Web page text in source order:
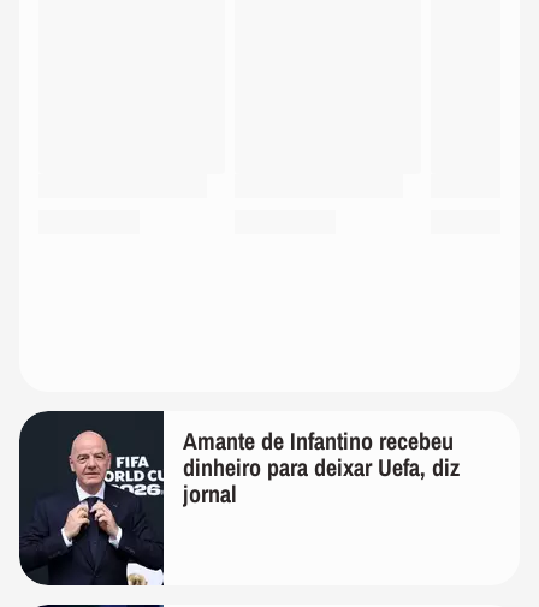
Amante de Infantino recebeu
dinheiro para deixar Uefa, diz
jornal